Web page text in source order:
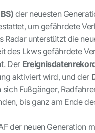
der neuesten
um gefährdete
Radar unterstützt die
des Lkws gefährdete
Der
aktiviert wird, und der
Fußgänger,
bis ganz am Ende
der neuen Generation